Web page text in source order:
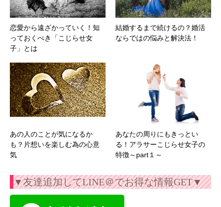
恋愛から遠ざかっていく！知
っておくべき「こじらせ女
子」とは
結婚するまで続けるの？婚活
ならではの悩みと解決法！
あの人のことが気になるか
も？片想いを楽しむ為の心意
気
あなたの周りにもきっとい
る！アラサーこじらせ女子の
特徴～part１～
▼友達追加してLINE＠でお得な情報GET▼